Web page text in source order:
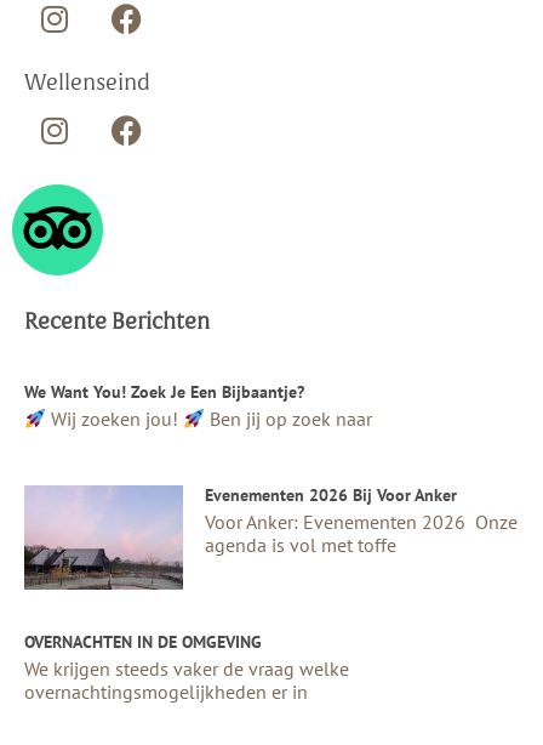
Wellenseind
Recente Berichten
We Want You! Zoek Je Een Bijbaantje?
Wij zoeken jou! Ben jij op zoek naar
Evenementen 2026 Bij Voor Anker
Voor Anker: Evenementen 2026 Onze
agenda is vol met toffe
OVERNACHTEN IN DE OMGEVING
We krijgen steeds vaker de vraag welke
overnachtingsmogelijkheden er in